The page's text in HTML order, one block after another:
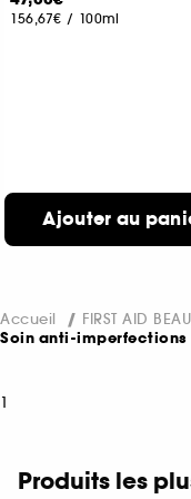
156,67€ / 100ml
Ajouter au
Accueil FIRST AID
Soin anti-imperfections
1
Produits les